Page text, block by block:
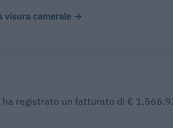
visura camerale →
registrato un fatturato di €